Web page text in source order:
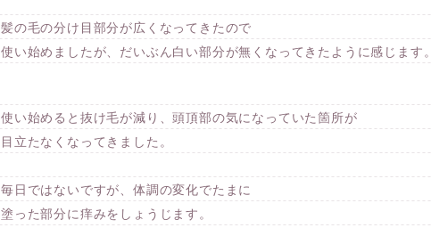
髪の毛の分け目部分が広くなってきたので
使い始めましたが、だいぶん白い部分が無くなってきたように感じます。
使い始めると抜け毛が減り、頭頂部の気になっていた箇所が
目立たなくなってきました。
毎日ではないですが、体調の変化でたまに
塗った部分に痒みをしょうじます。